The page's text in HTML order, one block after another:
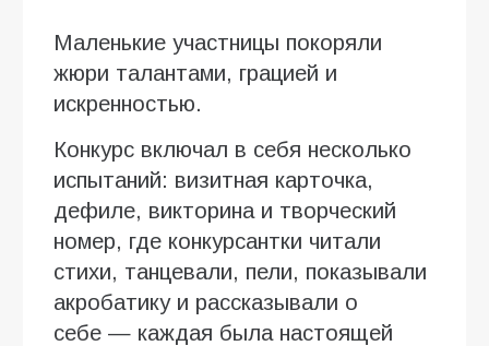
Маленькие участницы покоряли
жюри талантами, грацией и
искренностью.
Конкурс включал в себя несколько
испытаний: визитная карточка,
дефиле, викторина и творческий
номер, где конкурсантки читали
стихи, танцевали, пели, показывали
акробатику и рассказывали о
себе — каждая была настоящей